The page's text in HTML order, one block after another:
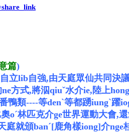
篇)
立lib自強,由天庭眾仙共同決
方式,將泅qiuˇ水介ie,陸上
類----等denˋ等都踴iungˋ躍
oˊ林匹克介ge世界運動大會,
就頒banˊ[鹿角樣iong]介nge